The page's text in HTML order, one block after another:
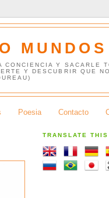
MUNDOS
Y SACARLE
Y DESCUBRIR QUE
Poesia Contacto
TRANSLATE